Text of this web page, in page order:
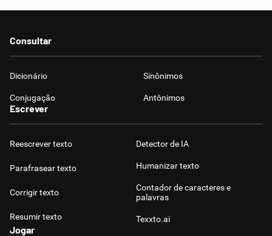
Consultar
Dicionário Sinônimos
Conjugação Antônimos
Escrever
Reescrever texto
Parafrasear texto
Corrigir texto
Resumir texto
Detector de IA
Humanizar texto
Contador de caracteres e
palavras
Texxto.ai
Jogar